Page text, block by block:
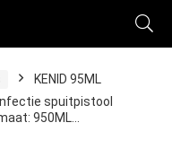
KENID 95ML
spuitpistool
950ML…